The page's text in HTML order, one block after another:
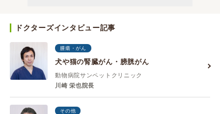
ドクターズインタビュー記事
腫瘍・がん
犬や猫の腎臓がん・膀胱がん
動物病院サンペットクリニック
川崎 栄也院長
その他